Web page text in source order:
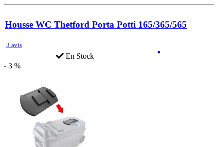
Housse WC Thetford Porta Potti 165/365/565
3 avis
En Stock
- 3 %